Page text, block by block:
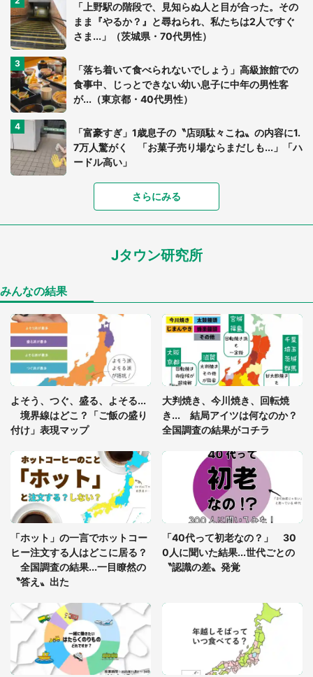
「上野駅の階段で、見知らぬ人と目が合った。その
まま『やるか？』と尋ねられ、私たちは2人ですぐ
さま...」（茨城県・70代男性）
「落ち着いて食べられないでしょう」高級旅館での
食事中、じっとできない幼い息子に中年の男性客
が...（東京都・40代男性）
「富豪すぎ」1歳息子の〝店頭駄々こね〟の内容に1.
7万人驚がく 「お菓子売り場ならまだしも...」「ハ
ードル高い」
あまりにも四角すぎる猫、激写される 「これもう
家に〝デカい蛾〟が居座り続けて3日間...ビビり続
「○○がない街に住んでいます」住人の呟きに30万
人驚がく 何が存在しないか、あなたはわかる？
「閉所恐怖症の私は新幹線で大パニック。隣席の青
年に『手を繋いで』とお願いしたら...」 体験談に
8万人感動
知らぬおじいさんがわざわざ声をかけてきて（兵庫
県・30代女性）
「ゾワゾワする」「本当に気持ち悪い」 道端でバ
グっちゃってた〝野生の野菜〟に6.5万人戦慄
さらにみる
Jタウン研究所
みんなの結果
よそう、つぐ、盛る、よそる...
境界線はどこ？「ご飯の盛り
付け」表現マップ
大判焼き、今川焼き、回転焼
き... 結局アイツは何なのか？
全国調査の結果がコチラ
「ホット」の一言でホットコー
ヒー注文する人はどこに居る？
全国調査の結果...一目瞭然の
〝答え〟出た
「40代って初老なの？」 30
0人に聞いた結果...世代ごとの
〝認識の差〟発覚